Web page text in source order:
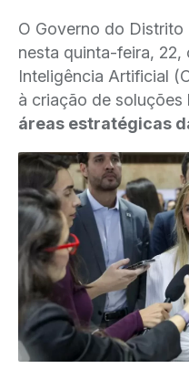
O Governo do Distrito
nesta quinta-feira,
Inteligência Artificial
à criação de soluções
áreas estratégicas